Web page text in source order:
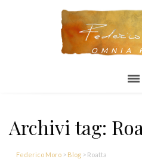
OMNIA
Archivi tag:
Federico Moro > Blog > Roatta